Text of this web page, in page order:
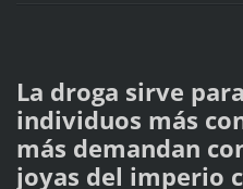
La droga sirve
individuos más
más demandan
joyas del imperio